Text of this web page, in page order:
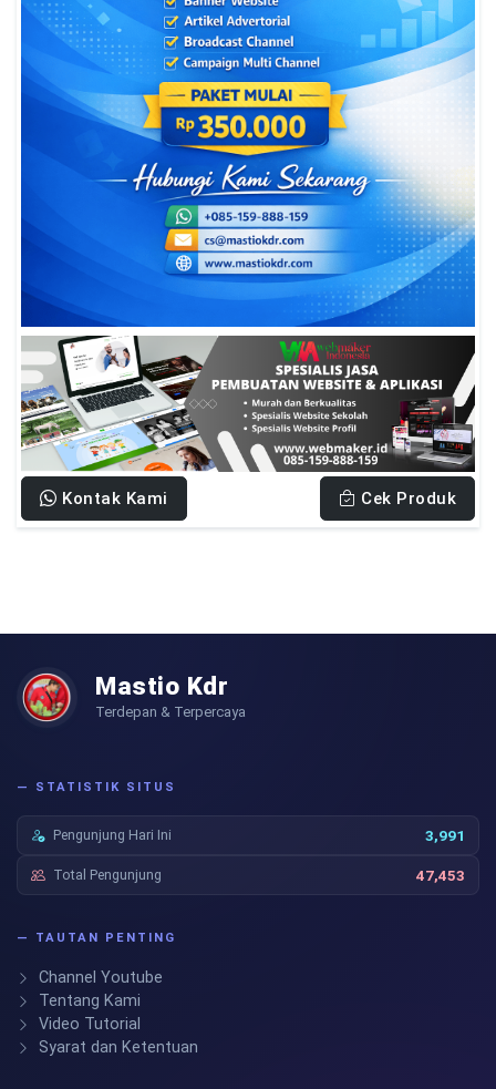
Kontak Kami Cek Produk
Mastio Kdr
Terdepan & Terpercaya
— STATISTIK SITUS
Pengunjung Hari Ini 3,991
Total Pengunjung 47,453
— TAUTAN PENTING
Channel Youtube
Tentang Kami
Video Tutorial
Syarat dan Ketentuan